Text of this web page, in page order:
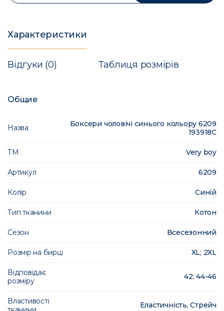
Характеристики
Відгуки (0) Таблиця розмірів
Общие
Назва
Боксери чоловічі синього кольору 6209
193918C
ТМ Very boy
Артикул 6209
Колір Синій
Тип тканини Котон
Сезон Всесезонний
Розмір на бирці XL; 2XL
Відповідає
розміру
42; 44-46
Властивості
Еластичність, Стрейч